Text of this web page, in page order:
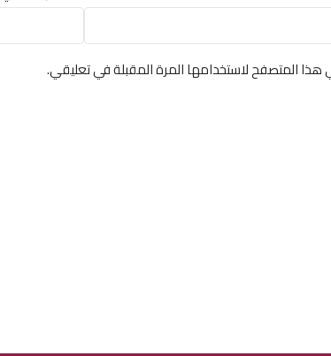
هذا المتصفح لاستخدامها المرة المقبلة في تعليقي.